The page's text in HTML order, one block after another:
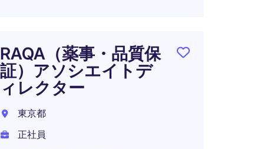
RAQA（薬事・品質保
証）アソシエイトデ
ィレクター
東京都
正社員